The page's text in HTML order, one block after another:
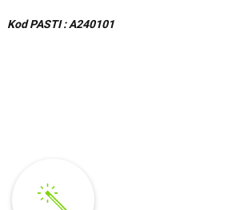
Kod PASTI : A240101